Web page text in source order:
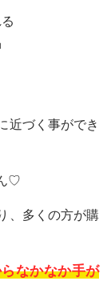
近づく事ができ
♡
、多くの方が購
なかなか手が